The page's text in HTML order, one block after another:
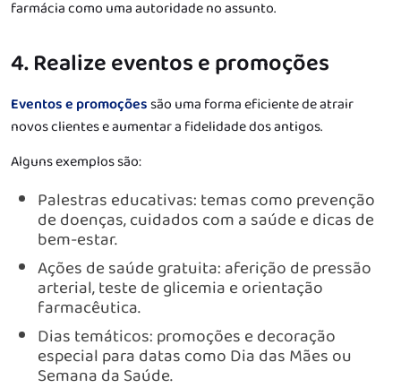
farmácia como uma autoridade no assunto.
4. Realize eventos e promoções
Eventos e promoçõessão uma forma eficiente de atrair
novos clientes e aumentar a fidelidade dos antigos.
Alguns exemplos são:
Palestras educativas: temas como prevenção
de doenças, cuidados com a saúde e dicas de
bem-estar.
Ações de saúde gratuita: aferição de pressão
arterial, teste de glicemia e orientação
farmacêutica.
Dias temáticos: promoções e decoração
especial para datas como Dia das Mães ou
Semana da Saúde.